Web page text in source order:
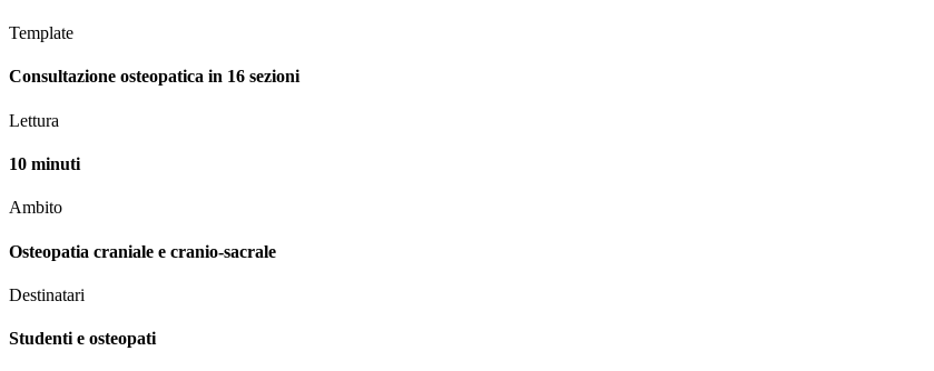
Template
Consultazione osteopatica in 16 sezioni
Lettura
10 minuti
Ambito
Osteopatia craniale e cranio-sacrale
Destinatari
Studenti e osteopati